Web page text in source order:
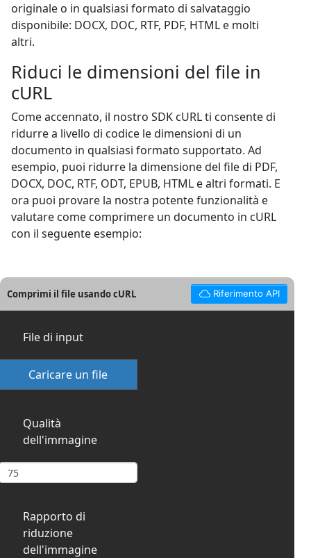
originale o in qualsiasi formato di salvataggio
disponibile: DOCX, DOC, RTF, PDF, HTML e molti
altri.
Riduci le dimensioni del file in
cURL
Come accennato, il nostro SDK cURL ti consente di
ridurre a livello di codice le dimensioni di un
documento in qualsiasi formato supportato. Ad
esempio, puoi ridurre la dimensione del file di PDF,
DOCX, DOC, RTF, ODT, EPUB, HTML e altri formati. E
ora puoi provare la nostra potente funzionalità e
valutare come comprimere un documento in cURL
con il seguente esempio:
Comprimi il file usando cURL Riferimento API
File di input
Caricare un file
Qualità
dell'immagine
Rapporto di
riduzione
dell'immagine